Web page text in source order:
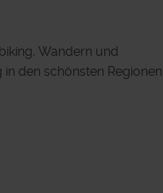
Wandern und
den schönsten Regionen